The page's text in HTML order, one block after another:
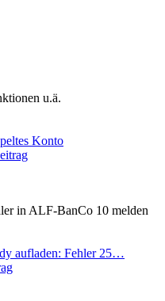
u.ä.
Konto
in ALF-BanCo 10 melden
aufladen: Fehler 25…